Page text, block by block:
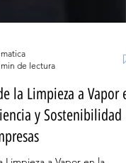
min de lectura
la Limpieza a Vapor en
y Sostenibilidad